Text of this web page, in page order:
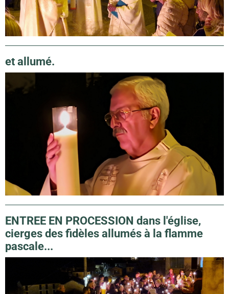
et allumé.
ENTREE EN PROCESSION dans l'église,
cierges des fidèles allumés à la flamme
pascale...